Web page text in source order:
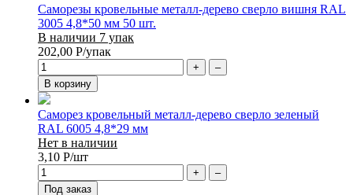
Саморезы кровельные металл-дерево сверло вишня RAL
3005 4,8*50 мм 50 шт.
В наличии 7 упак
202,00 Р/упак
+
–
В корзину
Саморез кровельный металл-дерево сверло зеленый
RAL 6005 4,8*29 мм
Нет в наличии
3,10 Р/шт
+
–
Под заказ